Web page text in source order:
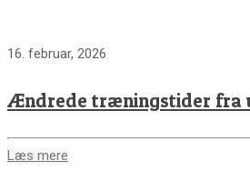
16. februar, 2026
Ændrede træningstider fra
Læs mere